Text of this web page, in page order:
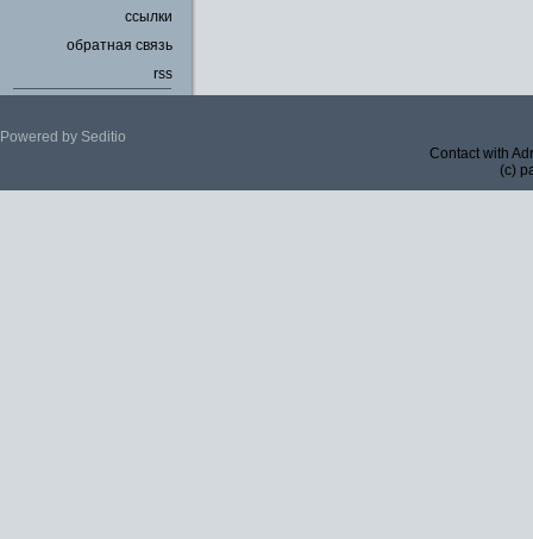
ссылки
обратная связь
rss
Powered by Seditio
Contact with
(c)